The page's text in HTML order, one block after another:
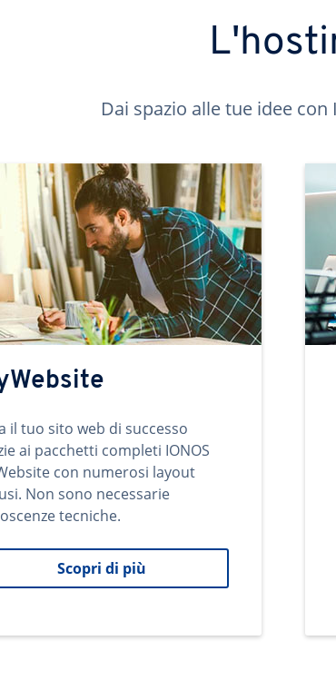
Dai spazio alle tue idee
il tuo sito web di successo
ai pacchetti completi IONOS
con numerosi layout
Non sono necessarie
tecniche.
Scopri di più